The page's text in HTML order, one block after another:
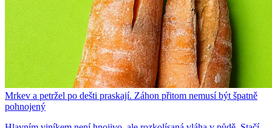
Mrkev a petržel po dešti praskají. Záhon přitom nemusí být špatně
pohnojený